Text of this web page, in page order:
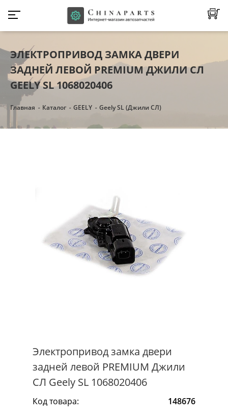
ЭЛЕКТРОПРИВОД ЗАМКА ДВЕРИ
ЗАДНЕЙ ЛЕВОЙ PREMIUM ДЖИЛИ СЛ
GEELY SL 1068020406
Главная Каталог GEELY Geely SL (Джили СЛ)
Электропривод замка двери
задней левой PREMIUM Джили
СЛ Geely SL 1068020406
Код товара:
148676